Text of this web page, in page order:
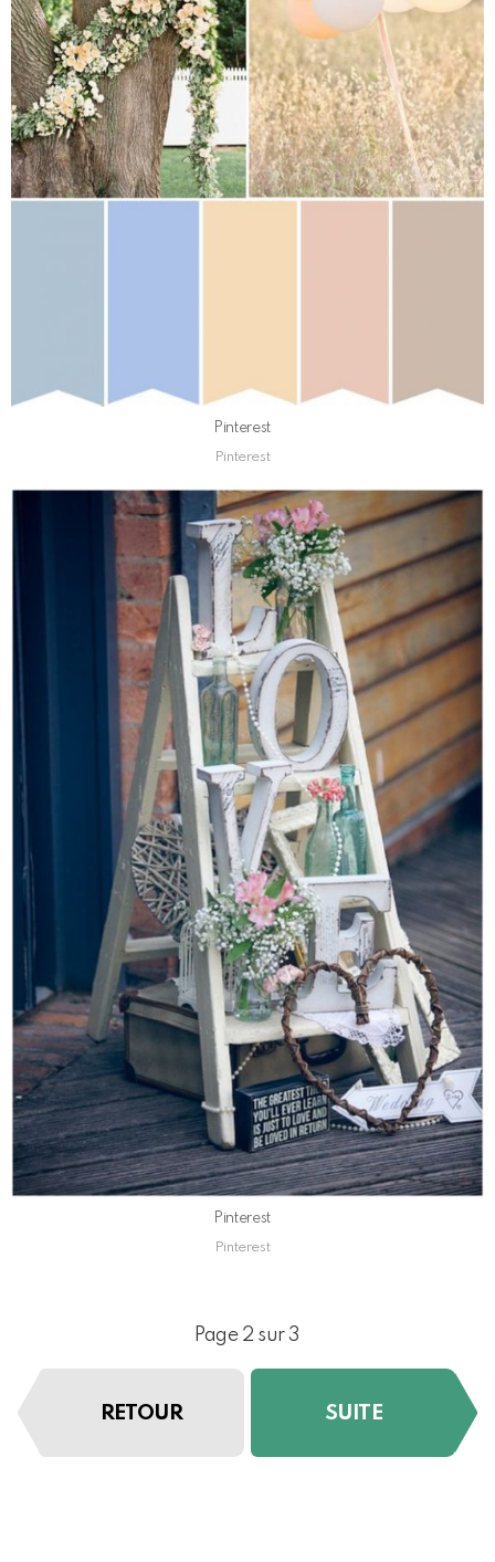
Pinterest
Pinterest
Pinterest
Pinterest
Page 2 sur 3
RETOUR SUITE